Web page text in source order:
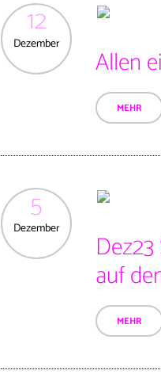
12
Dezember Allen
MEHR
5
Dezember
auf
MEHR